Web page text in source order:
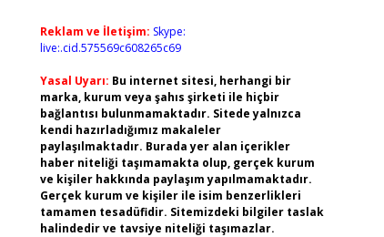
Reklam ve İletişim: Skype:
live:.cid.575569c608265c69
Yasal Uyarı: Bu internet sitesi, herhangi bir
marka, kurum veya şahıs şirketi ile hiçbir
bağlantısı bulunmamaktadır. Sitede yalnızca
kendi hazırladığımız makaleler
paylaşılmaktadır. Burada yer alan içerikler
haber niteliği taşımamakta olup, gerçek kurum
ve kişiler hakkında paylaşım yapılmamaktadır.
Gerçek kurum ve kişiler ile isim benzerlikleri
tamamen tesadüfidir. Sitemizdeki bilgiler taslak
halindedir ve tavsiye niteliği taşımazlar.